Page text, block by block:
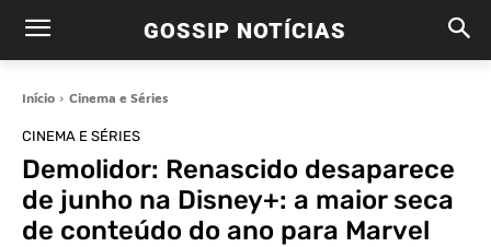
GOSSIP NOTÍCIAS
Início Cinema e Séries
CINEMA E SÉRIES
Demolidor: Renascido desaparece
de junho na Disney+: a maior seca
de conteúdo do ano para Marvel